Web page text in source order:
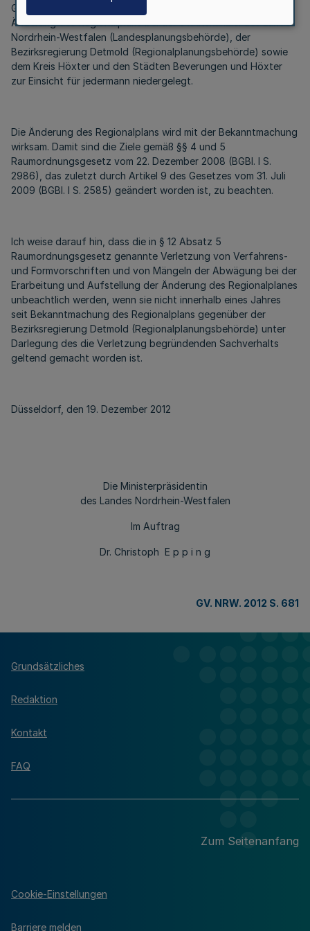
Gemäß § 14 Satz 3 Landesplanungsgesetz NRW wird die
Änderung des Regionalplans bei der Staatskanzlei des Landes
Nordrhein-Westfalen (Landesplanungsbehörde), der
Bezirksregierung Detmold (Regionalplanungsbehörde) sowie
dem Kreis Höxter und den Städten Beverungen und Höxter
zur Einsicht für jedermann niedergelegt.
Die Änderung des Regionalplans wird mit der Bekanntmachung
wirksam. Damit sind die Ziele gemäß §§ 4 und 5
Raumordnungsgesetz vom 22. Dezember 2008 (BGBl. I S.
2986), das zuletzt durch Artikel 9 des Gesetzes vom 31. Juli
2009 (BGBl. I S. 2585) geändert worden ist, zu beachten.
Ich weise darauf hin, dass die in § 12 Absatz 5
Raumordnungsgesetz genannte Verletzung von Verfahrens-
und Formvorschriften und von Mängeln der Abwägung bei der
Erarbeitung und Aufstellung der Änderung des Regionalplanes
unbeachtlich werden, wenn sie nicht innerhalb eines Jahres
seit Bekanntmachung des Regionalplans gegenüber der
Bezirksregierung Detmold (Regionalplanungsbehörde) unter
Darlegung des die Verletzung begründenden Sachverhalts
geltend gemacht worden ist.
Düsseldorf, den 19. Dezember 2012
Die Ministerpräsidentin
des Landes Nordrhein-Westfalen
Im Auftrag
Dr. Christoph E p p i n g
GV. NRW. 2012 S. 681
Grundsätzliches
Redaktion
Kontakt
FAQ
Zum Seitenanfang
Cookie-Einstellungen
Barriere melden